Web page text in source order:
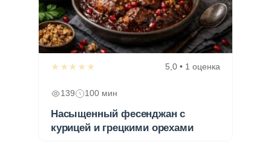
★★★★★ 5,0 • 1 оценка
139 100 мин
Насыщенный фесенджан с
курицей и грецкими орехами